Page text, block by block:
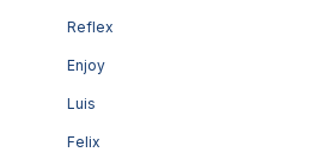
Reflex
Enjoy
Luis
Felix